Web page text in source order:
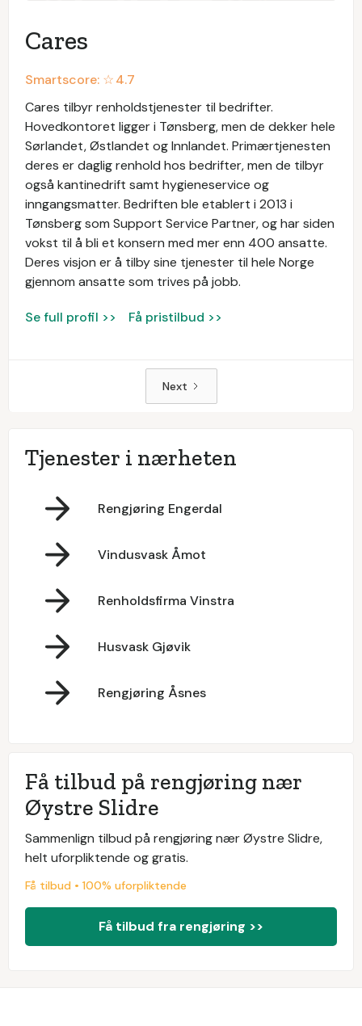
Cares
Smartscore: ☆4.7
Cares tilbyr renholdstjenester til bedrifter.
Hovedkontoret ligger i Tønsberg, men de dekker hele
Sørlandet, Østlandet og Innlandet. Primærtjenesten
deres er daglig renhold hos bedrifter, men de tilbyr
også kantinedrift samt hygieneservice og
inngangsmatter. Bedriften ble etablert i 2013 i
Tønsberg som Support Service Partner, og har siden
vokst til å bli et konsern med mer enn 400 ansatte.
Deres visjon er å tilby sine tjenester til hele Norge
gjennom ansatte som trives på jobb.
Se full profil >> Få pristilbud >>
Next
Tjenester i nærheten
Rengjøring Engerdal
Vindusvask Åmot
Renholdsfirma Vinstra
Husvask Gjøvik
Rengjøring Åsnes
Få tilbud på rengjøring nær
Øystre Slidre
Sammenlign tilbud på rengjøring nær Øystre Slidre,
helt uforpliktende og gratis.
Få tilbud • 100% uforpliktende
Få tilbud fra rengjøring >>